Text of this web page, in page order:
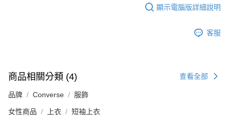
顯示電腦版詳細說明
客服
商品相關分類 (4) 查看全部
品牌 Converse 服飾
女性商品 上衣 短袖上衣